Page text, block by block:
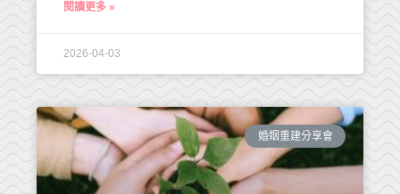
閱讀更多 »
2026-04-03
婚姻重建分享會